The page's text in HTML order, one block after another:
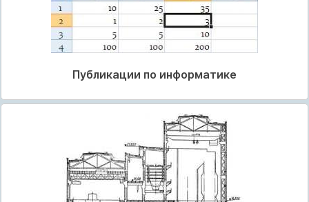
Публикации по информатике